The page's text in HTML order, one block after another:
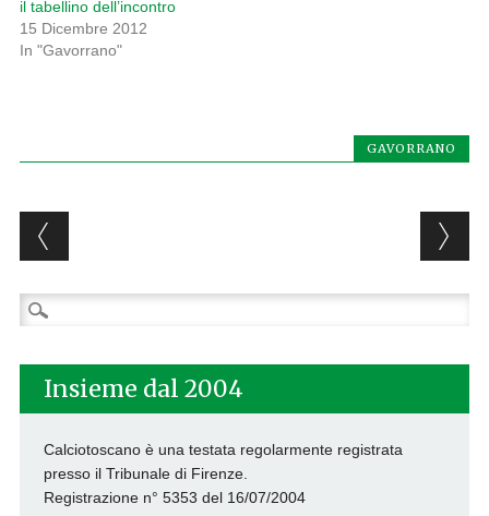
il tabellino dell’incontro
15 Dicembre 2012
In "Gavorrano"
GAVORRANO
Post navigation
Ricerca
per:
Insieme dal 2004
Calciotoscano è una testata regolarmente registrata
presso il Tribunale di Firenze.
Registrazione n° 5353 del 16/07/2004